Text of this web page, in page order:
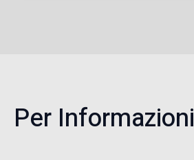
Per Informazioni